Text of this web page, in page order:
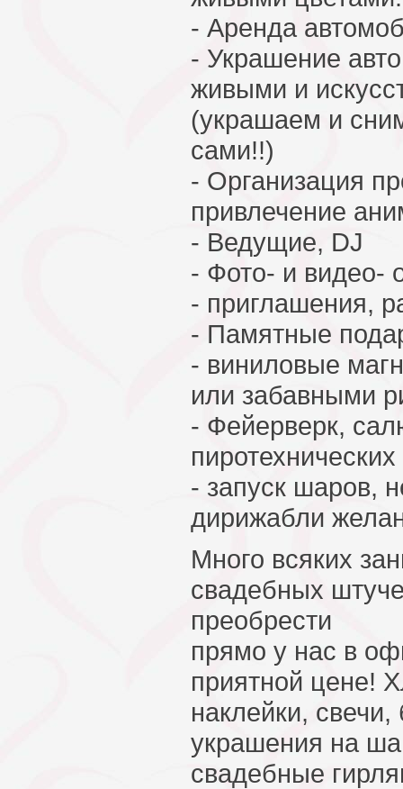
- Аренда
- Украшение
живыми и
(украшаем и
сами!!)
- Организация
привлечение
- Ведущие, DJ
- Фото- и видео-
- приглашения,
- Памятные
- виниловые
или забавными
- Фейерверк,
- запуск шаров,
дирижабли
Много всяких
свадебных
преобрести
прямо у нас в
приятной цене!
наклейки, свечи,
украшения на
свадебные